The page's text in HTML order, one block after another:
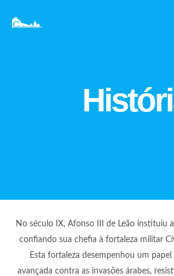
No século IX, Afonso III de Leão instituiu
confiando sua chefia à fortaleza militar
Esta fortaleza desempenhou um
avançada contra as invasões árabes,